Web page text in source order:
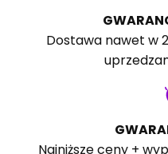
Dostawa nawet w
Najniższe ceny +